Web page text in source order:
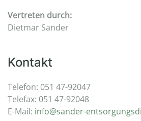
Vertreten durch:
Dietmar Sander
Kontakt
Telefon: 051 47-92047
Telefax: 051 47-92048
E-Mail: info@sander-